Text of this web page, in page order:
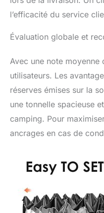
l’efficacité du service
Évaluation globale et
Avec une note
utilisateurs. Les
réserves émises sur la
une tonnelle spacieuse
camping. Pour
ancrages en cas de